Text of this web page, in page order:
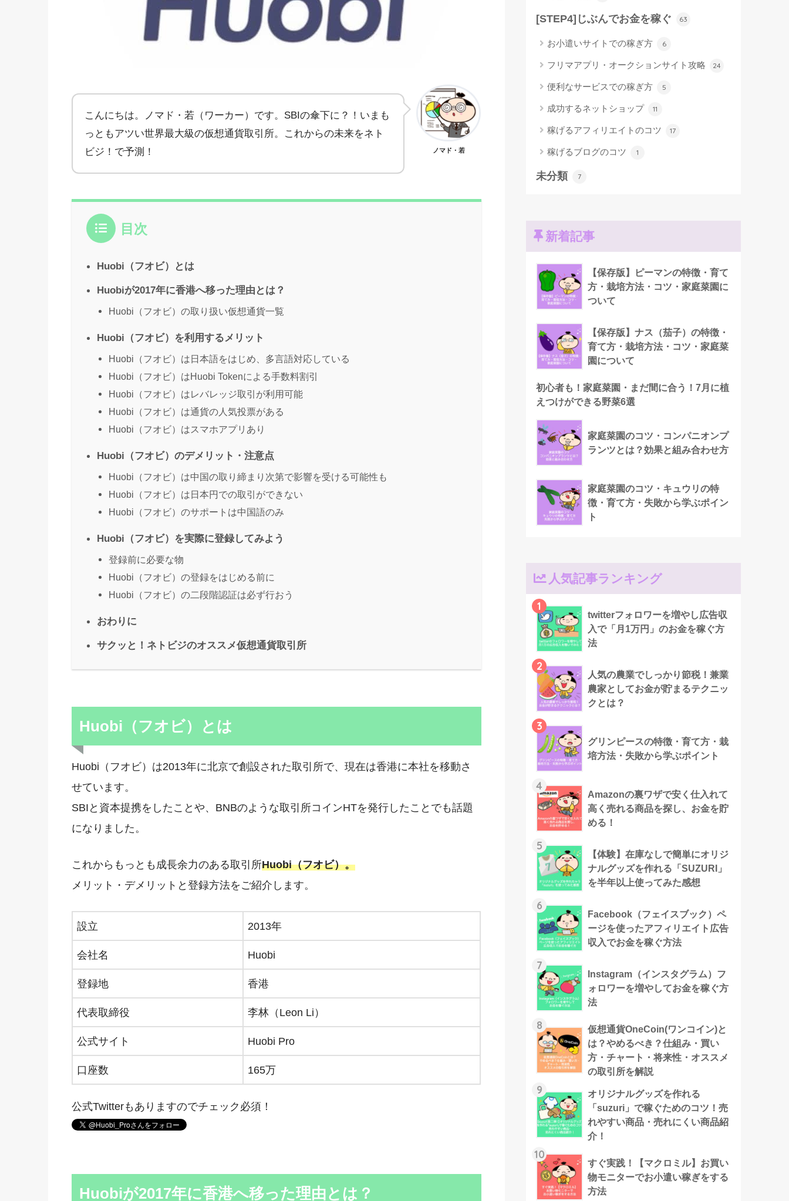
こんにちは。ノマド・若（ワーカー）です。SBIの傘下に？！いまも
っともアツい世界最大級の仮想通貨取引所。これからの未来をネト
ビジ！で予測！
ノマド・若
目次
Huobi（フオビ）とは
Huobiが2017年に香港へ移った理由とは？
Huobi（フオビ）の取り扱い仮想通貨一覧
Huobi（フオビ）を利用するメリット
Huobi（フオビ）は日本語をはじめ、多言語対応している
Huobi（フオビ）はHuobi Tokenによる手数料割引
Huobi（フオビ）はレバレッジ取引が利用可能
Huobi（フオビ）は通貨の人気投票がある
Huobi（フオビ）はスマホアプリあり
Huobi（フオビ）のデメリット・注意点
Huobi（フオビ）は中国の取り締まり次第で影響を受ける可能性も
Huobi（フオビ）は日本円での取引ができない
Huobi（フオビ）のサポートは中国語のみ
Huobi（フオビ）を実際に登録してみよう
登録前に必要な物
Huobi（フオビ）の登録をはじめる前に
Huobi（フオビ）の二段階認証は必ず行おう
おわりに
サクッと！ネトビジのオススメ仮想通貨取引所
Huobi（フオビ）とは
Huobi（フオビ）は2013年に北京で創設された取引所で、現在は香港に本社を移動さ
せています。
SBIと資本提携をしたことや、BNBのような取引所コインHTを発行したことでも話題
になりました。
これからもっとも成長余力のある取引所Huobi（フオビ）。
メリット・デメリットと登録方法をご紹介します。
設立 2013年
会社名 Huobi
登録地 香港
代表取締役 李林（Leon Li）
公式サイト Huobi Pro
口座数 165万
公式Twitterもありますのでチェック必須！
Huobiが2017年に香港へ移った理由とは？
[STEP4]じぶんでお金を稼ぐ 63
お小遣いサイトでの稼ぎ方 6
フリマアプリ・オークションサイト攻略 24
便利なサービスでの稼ぎ方 5
成功するネットショップ 11
稼げるアフィリエイトのコツ 17
稼げるブログのコツ 1
未分類 7
新着記事
【保存版】ピーマンの特徴・育て
方・栽培方法・コツ・家庭菜園に
ついて
【保存版】ナス（茄子）の特徴・
育て方・栽培方法・コツ・家庭菜
園について
初心者も！家庭菜園・まだ間に合う！7月に植
えつけができる野菜6選
家庭菜園のコツ・コンパニオンプ
ランツとは？効果と組み合わせ方
家庭菜園のコツ・キュウリの特
徴・育て方・失敗から学ぶポイン
ト
人気記事ランキング
1
twitterフォロワーを増やし広告収
入で「月1万円」のお金を稼ぐ方
法
2
人気の農業でしっかり節税！兼業
農家としてお金が貯まるテクニッ
クとは？
3
グリンピースの特徴・育て方・栽
培方法・失敗から学ぶポイント
4
Amazonの裏ワザで安く仕入れて
高く売れる商品を探し、お金を貯
める！
5
【体験】在庫なしで簡単にオリジ
ナルグッズを作れる「SUZURI」
を半年以上使ってみた感想
6
Facebook（フェイスブック）ペ
ージを使ったアフィリエイト広告
収入でお金を稼ぐ方法
7
Instagram（インスタグラム）フ
ォロワーを増やしてお金を稼ぐ方
法
8
仮想通貨OneCoin(ワンコイン)と
は？やめるべき？仕組み・買い
方・チャート・将来性・オススメ
の取引所を解説
9
オリジナルグッズを作れる
「suzuri」で稼ぐためのコツ！売
れやすい商品・売れにくい商品紹
介！
10
すぐ実践！【マクロミル】お買い
物モニターでお小遣い稼ぎをする
方法